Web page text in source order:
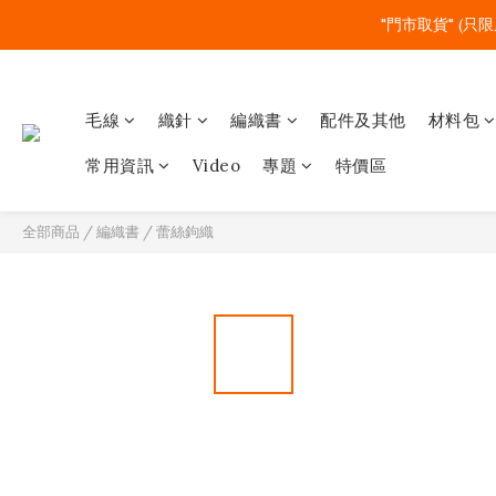
"門市取貨" (只
毛線 織針 編織書 配件及其他 材料包
常用資訊 Video 專題 特價區
全部商品 /編織書 /蕾絲鉤織